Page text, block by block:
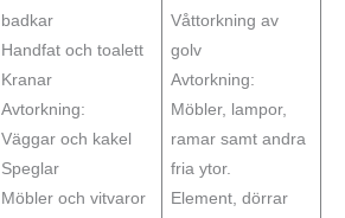
badkar
Handfat och toalett
Kranar
Avtorkning:
Väggar och kakel
Speglar
Möbler och vitvaror
Våttorkning av
golv
Avtorkning:
Möbler, lampor,
ramar samt andra
fria ytor.
Element, dörrar